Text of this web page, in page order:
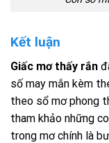
Kết luận
Giấc mơ thấy rắn
số may mắn kèm
theo sổ mơ phong
tham khảo những
trong mơ chính là